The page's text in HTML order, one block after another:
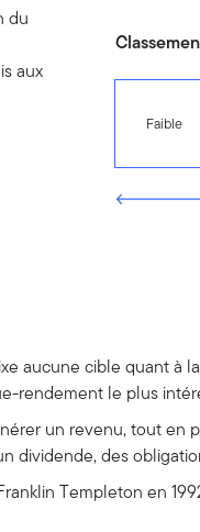
du
aux
Faible
aucune cible quant à
rendement le plus
un revenu, tout en
dividende, des
Templeton en